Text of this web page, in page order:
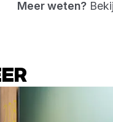
Meer weten?